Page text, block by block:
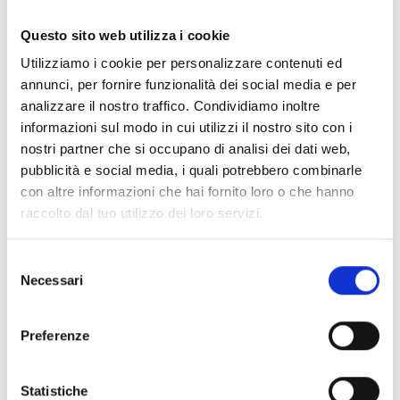
Questo sito web utilizza i cookie
Utilizziamo i cookie per personalizzare contenuti ed
annunci, per fornire funzionalità dei social media e per
analizzare il nostro traffico. Condividiamo inoltre
informazioni sul modo in cui utilizzi il nostro sito con i
nostri partner che si occupano di analisi dei dati web,
pubblicità e social media, i quali potrebbero combinarle
con altre informazioni che hai fornito loro o che hanno
raccolto dal tuo utilizzo dei loro servizi.
delNecessari
Preferenze
Statistiche
SmartLiving505
Unidade central anti-intrusão de
5 terminais, 5 partições
SmartLiving515
Unidade central anti-intrusão de